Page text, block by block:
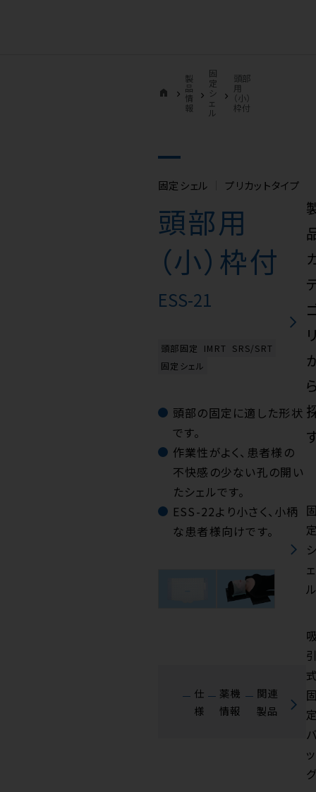
home
製
品
情
報
固
定
シ
ェ
ル
頭部
用
（小）
枠付
固定シェル プリカットタイプ
頭部用
（小）枠付
ESS-21
頭部固定 IMRT SRS/SRT
固定シェル
頭部の固定に適した形状
です。
作業性がよく、患者様の
不快感の少ない孔の開い
たシェルです。
ESS-22より小さく、小柄
な患者様向けです。
仕
様
薬機
情報
関連
製品
リ
ら
固
定
シ
ェ
ル
引
式
固
定
バ
ッ
グ